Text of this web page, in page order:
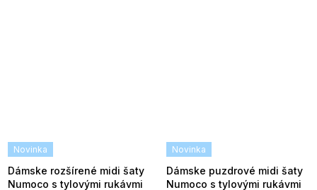
Novinka
Dámske rozšírené midi šaty
Numoco s tylovými rukávmi
Novinka
Dámske puzdrové midi šaty
Numoco s tylovými rukávmi